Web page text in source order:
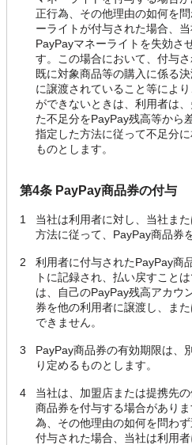
正行為、その他理由の如何を
ーライトが付与された場合、
PayPayマネーライトを失効さ
す。この場合において、付与
既に対象商品等の購入に係る
に譲渡されていること等によ
ができないときは、利用者は
た不足分をPayPay残高等から
指定した方法に従って不足分
ものとします。
第4条 PayPay商品券の付与
1
当社は利用者に対し、当社ま
方法に従って、PayPay商品券
2
利用者に付与されたPayPay商
トに記録され、払い戻すこと
は、自己のPayPay残高アカウ
券を他の利用者に譲渡し、ま
できません。
3
PayPay商品券の有効期限は、
り定めるものとします。
4
当社は、加盟店または提携先
商品券を付与する場合があり
為、その他理由の如何を問わ
付与された場合、当社は利用